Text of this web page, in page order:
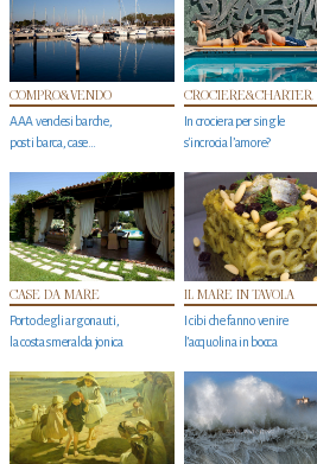
COMPRO&VENDO
AAA vendesi barche,
posti barca, case…
CROCIERE&CHARTER
In crociera per single
s'incrocia l’amore?
CASE DA MARE
Porto degli argonauti,
la costa smeralda jonica
IL MARE IN TAVOLA
I cibi che fanno venire
l’acquolina in bocca